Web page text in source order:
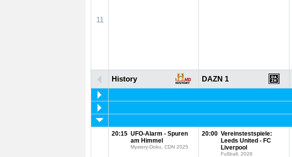
11
History DAZN 1
20:15 UFO-Alarm - Spuren
am Himmel
Mystery-Doku, CDN 2025
20:00 Vereinstestspiele:
Leeds United - FC
Liverpool
Fußball, 2026